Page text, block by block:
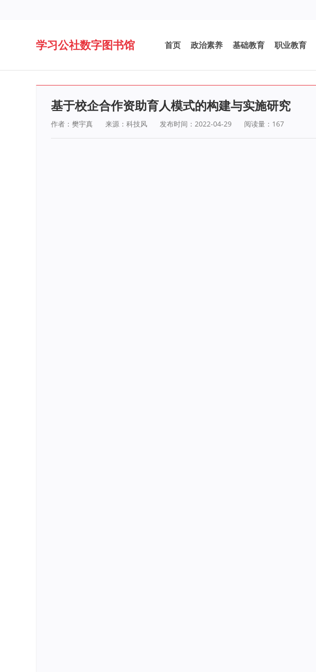
学习公社数字图书馆 首页 政治素养 基础教育 职业教育
基于校企合作资助育人模式的构建与实施研究
作者：樊宇真 来源：科技风 发布时间：2022-04-29 阅读量： 167